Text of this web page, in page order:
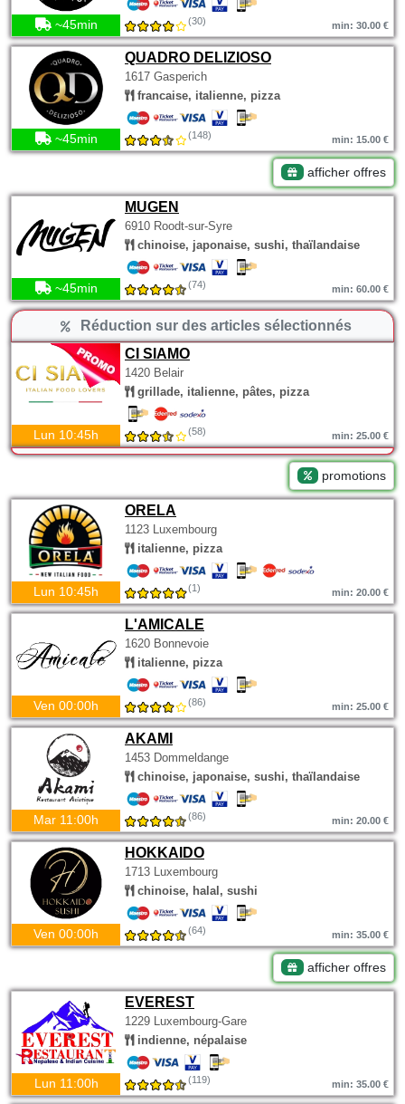
~45min (30) min: 30.00 €
QUADRO DELIZIOSO
1617 Gasperich
francaise, italienne, pizza
~45min (148) min: 15.00 €
afficher offres
MUGEN
6910 Roodt-sur-Syre
chinoise, japonaise, sushi, thaïlandaise
~45min (74) min: 60.00 €
Réduction sur des articles sélectionnés
CI SIAMO
1420 Belair
grillade, italienne, pâtes, pizza
Lun 10:45h (58) min: 25.00 €
promotions
ORELA
1123 Luxembourg
italienne, pizza
Lun 10:45h (1) min: 20.00 €
L'AMICALE
1620 Bonnevoie
italienne, pizza
Ven 00:00h (86) min: 25.00 €
AKAMI
1453 Dommeldange
chinoise, japonaise, sushi, thaïlandaise
Mar 11:00h (86) min: 20.00 €
HOKKAIDO
1713 Luxembourg
chinoise, halal, sushi
Ven 00:00h (64) min: 35.00 €
afficher offres
EVEREST
1229 Luxembourg-Gare
indienne, népalaise
Lun 11:00h (119) min: 35.00 €